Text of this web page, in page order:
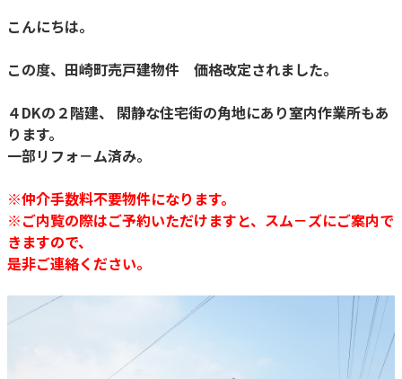
こんにちは。
この度、田崎町売戸建物件 価格改定されました。
４DKの２階建、 閑静な住宅街の角地にあり室内作業所もあ
ります。
一部リフォ－ム済み。
※仲介手数料不要物件になります。
※ご内覧の際はご予約いただけますと、スム－ズにご案内で
きますので、
是非ご連絡ください。